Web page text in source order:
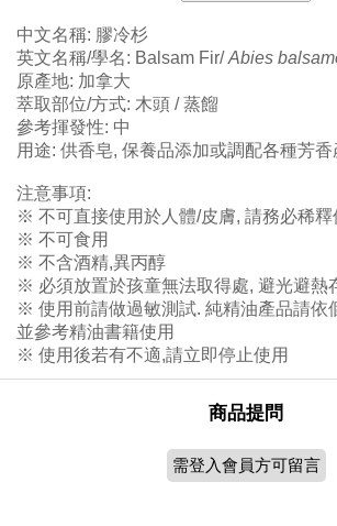
中文名稱: 膠冷杉
英文名稱/學名: Balsam Fir/Abies
原產地: 加拿大
萃取部位/方式: 木頭 / 蒸餾
參考揮發性: 中
用途: 供香皂, 保養品添加或調配各種芳香
注意事項:
※ 不可直接使用於人體/皮膚, 請務必稀釋
※ 不可食用
※ 不含酒精,異丙醇
※ 必須放置於孩童無法取得處, 避光避熱
※ 使用前請做過敏測試. 純精油產品請依
並參考精油書籍使用
※ 使用後若有不適,請立即停止使用
商品提問
需登入會員方可留言